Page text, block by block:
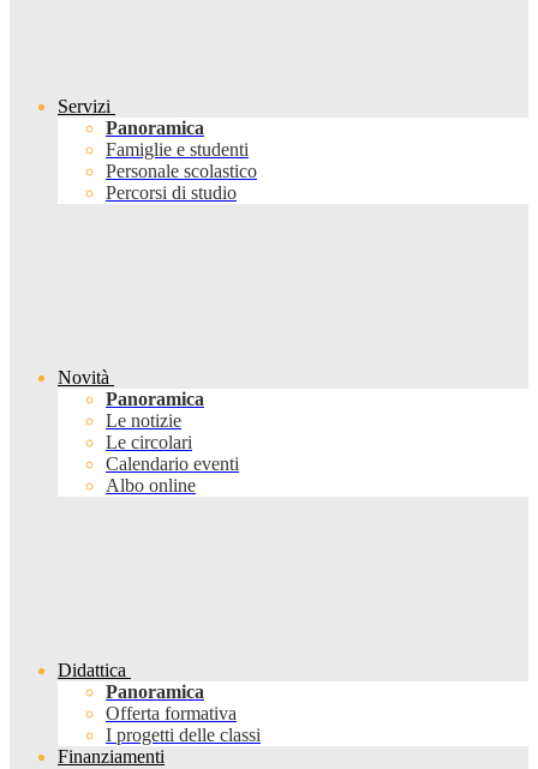
Servizi
Panoramica
Famiglie e studenti
Personale scolastico
Percorsi di studio
Novità
Panoramica
Le notizie
Le circolari
Calendario eventi
Albo online
Didattica
Panoramica
Offerta formativa
I progetti delle classi
Finanziamenti